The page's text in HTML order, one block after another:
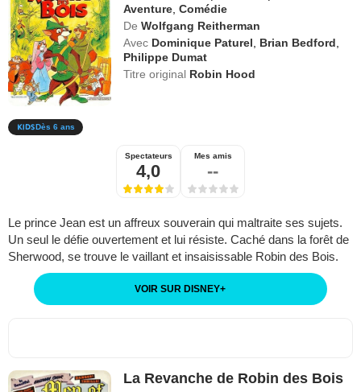
Aventure ,Comédie
De Wolfgang Reitherman
Avec Dominique Paturel Brian Bedford
Philippe Dumat
Titre original Robin Hood
Dès 6 ans
Spectateurs
4,0
Mes amis
--
Le prince Jean est un affreux souverain qui maltraite ses sujets.
Un seul le défie ouvertement et lui résiste. Caché dans la forêt de
Sherwood, se trouve le vaillant et insaisissable Robin des Bois.
VOIR SUR DISNEY+
La Revanche de Robin des Bois